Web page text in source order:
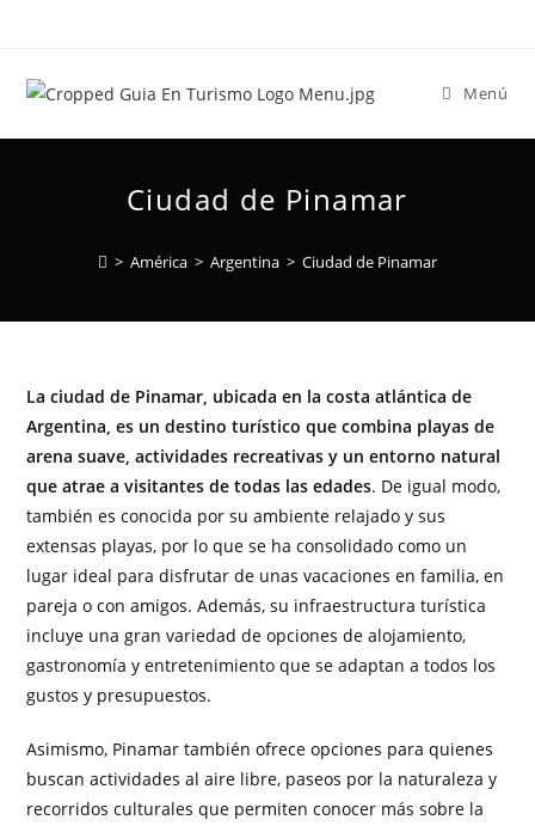
Menú
Ciudad de Pinamar
> América > Argentina > Ciudad de Pinamar
La ciudad de Pinamar, ubicada en la costa atlántica de
Argentina, es un destino turístico que combina playas de
arena suave, actividades recreativas y un entorno natural
que atrae a visitantes de todas las edades. De igual modo,
también es conocida por su ambiente relajado y sus
extensas playas, por lo que se ha consolidado como un
lugar ideal para disfrutar de unas vacaciones en familia, en
pareja o con amigos. Además, su infraestructura turística
incluye una gran variedad de opciones de alojamiento,
gastronomía y entretenimiento que se adaptan a todos los
gustos y presupuestos.
Asimismo, Pinamar también ofrece opciones para quienes
buscan actividades al aire libre, paseos por la naturaleza y
recorridos culturales que permiten conocer más sobre la